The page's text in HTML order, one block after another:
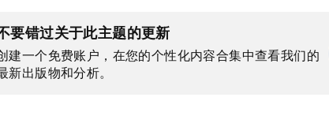
要错过关于此主题的更新
建一个免费账户，在您的个性化内容合集中查看我们的
新出版物和分析。